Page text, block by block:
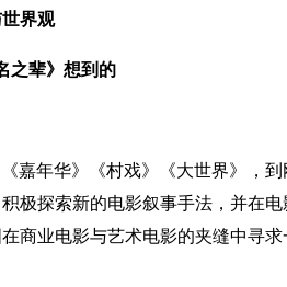
界观
辈》想到的
年华》《村戏》《大世界》，到
极探索新的电影叙事手法，并在
商业电影与艺术电影的夹缝中寻